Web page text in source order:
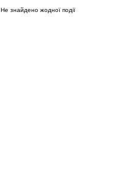
Не знайдено жодної події